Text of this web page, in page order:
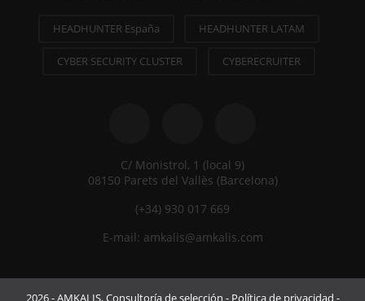
HEADHUNTER España HEADHUNTER LATAM
CYBER SECURITY CLUSTER CYBERECRUITER
C/ Monistrol, 1 (local 9)
08150 Parets del Vallès (Barcelona)
(+34) 930 017 669
E-mail: amkalis@amkalis.com
2026 - AMKALIS, Consultoría de selección - Política de privacidad -